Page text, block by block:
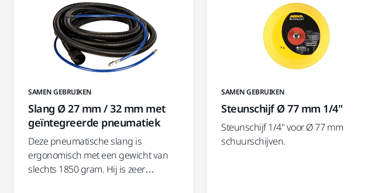
SAMEN GEBRUIKEN
Slang Ø 27 mm / 32 mm met
geïntegreerde pneumatiek
Deze pneumatische slang is
ergonomisch met een gewicht van
slechts 1850 gram. Hij is zeer…
SAMEN GEBRUIKEN
Steunschijf Ø 77 mm 1/4"
Steunschijf 1/4" voor Ø 77 mm
schuurschijven.